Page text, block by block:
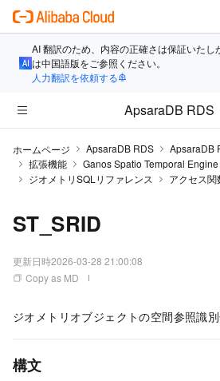
AI 翻訳のため、内容の正確さは保証いたし
は中国語版をご参照ください。
人力翻訳を依頼する
ApsaraDB RDS
ホームページ ApsaraDB RDS
ApsaraDB
拡張機能
Ganos Spatio Temporal Engine
ジオメトリSQLリファレンス
アクセス関
ST_SRID
更新日時2026-03-28 21:00:08
Copy as MD
ジオメトリオブジェクトの空間参照識
構文